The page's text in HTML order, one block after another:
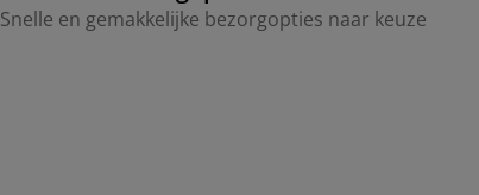
Snelle en gemakkelijke bezorgopties naar keuze